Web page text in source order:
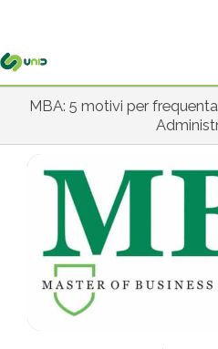
MBA: 5 motivi per